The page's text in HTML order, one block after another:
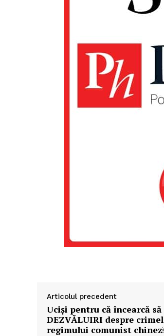
Articolul precedent
Ucişi pentru că încearcă
DEZVĂLUIRI despre
regimului comunist